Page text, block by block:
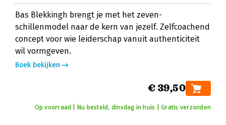
Bas Blekkingh brengt je met het zeven-
schillenmodel naar de kern van jezelf. Zelfcoachend
concept voor wie leiderschap vanuit authenticiteit
wil vormgeven.
Boek bekijken
€ 39,50
Op voorraad | Nu besteld, dinsdag in huis | Gratis verzonden